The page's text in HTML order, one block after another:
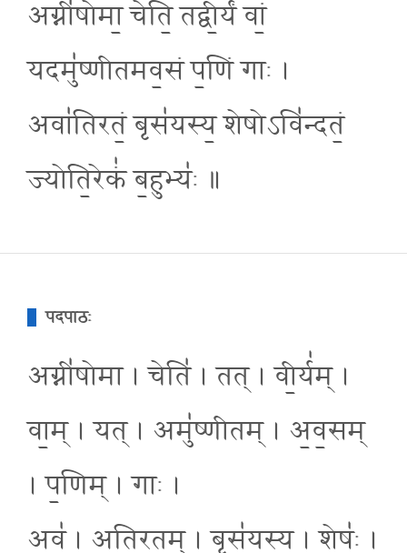
अग्नी॑षोमा॒ चेति॒ तद्वी॒र्यं॑ वां॒
यदमु॑ष्णीतमव॒सं प॒णिं गाः ।
अवा॑तिरतं॒ बृस॑यस्य॒ शेषोऽवि॑न्दतं॒
ज्योति॒रेकं॑ ब॒हुभ्य॑ः ॥
पदपाठः
अग्नी॑षोमा । चेति॑ । तत् । वी॒र्य॑म् ।
वा॒म् । यत् । अमु॑ष्णीतम् । अ॒व॒सम्
। प॒णिम् । गाः ।
अव॑ । अ॒ति॒र॒त॒म् । बृस॑यस्य । शेषः॑ ।